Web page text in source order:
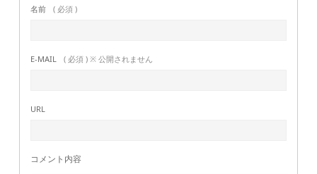
名前 ( 必須 )
E-MAIL ( 必須 ) ※ 公開されません
URL
コメント内容